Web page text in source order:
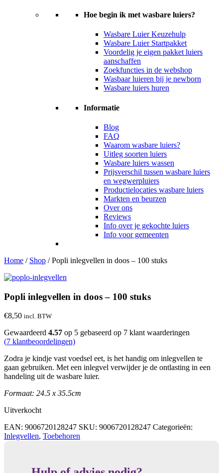
Hoe begin ik met wasbare luiers?
Wasbare Luier Keuzehulp
Wasbare Luier Startpakket
Voordelig je eigen pakket luiers
aanschaffen
Zoekfuncties in de webshop
Wasbaar luieren bij je newborn
Wasbare luiers huren
Informatie
Blog
FAQ
Waarom wasbare luiers?
Uitleg soorten luiers
Wasbare luiers wassen
Prijsverschil tussen wasbare luiers
en wegwerpluiers
Productielocaties wasbare luiers
Markten en beurzen
Over ons
Reviews
Info over je gekochte luiers
Info voor gemeenten
Home / Shop /Popli inlegvellen in doos – 100 stuks
Popli inlegvellen in doos – 100 stuks
€8,50 incl. BTW
Gewaardeerd 4.57 op 5 gebaseerd op 7 klant waarderingen
(7 klantbeoordelingen)
Zodra je kindje vast voedsel eet, is het handig om inlegvellen te
gaan gebruiken. Met een inlegvel verwijder je de ontlasting in een
handeling uit de wasbare luier.
Formaat: 24.5 x 35.5cm
Uitverkocht
EAN: 9006720128247 SKU: 9006720128247 Categorieën:
Inlegvellen, Toebehoren